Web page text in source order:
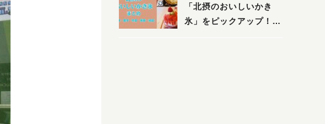
「北摂のおいしいかき
氷」をピックアップ！